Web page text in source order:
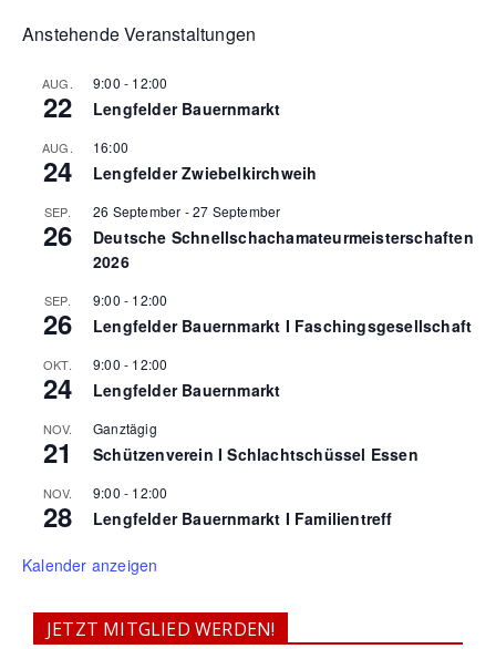
Anstehende Veranstaltungen
AUG.
22
9:00 - 12:00
Lengfelder Bauernmarkt
AUG.
24
16:00
Lengfelder Zwiebelkirchweih
SEP.
26
26 September -27 September
Deutsche Schnellschachamateurmeisterschaften
2026
SEP.
26
9:00 - 12:00
Lengfelder Bauernmarkt I Faschingsgesellschaft
OKT.
24
9:00 - 12:00
Lengfelder Bauernmarkt
NOV.
21
Ganztägig
Schützenverein I Schlachtschüssel Essen
NOV.
28
9:00 - 12:00
Lengfelder Bauernmarkt I Familientreff
Kalender anzeigen
JETZT MITGLIED WERDEN!